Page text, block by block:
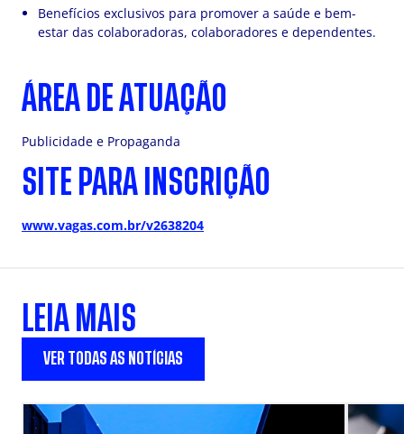
Benefícios exclusivos para promover a saúde e bem-
estar das colaboradoras, colaboradores e dependentes.
ÁREA DE ATUAÇÃO
Publicidade e Propaganda
SITE PARA INSCRIÇÃO
www.vagas.com.br/v2638204
LEIA MAIS
VER TODAS AS NOTÍCIAS